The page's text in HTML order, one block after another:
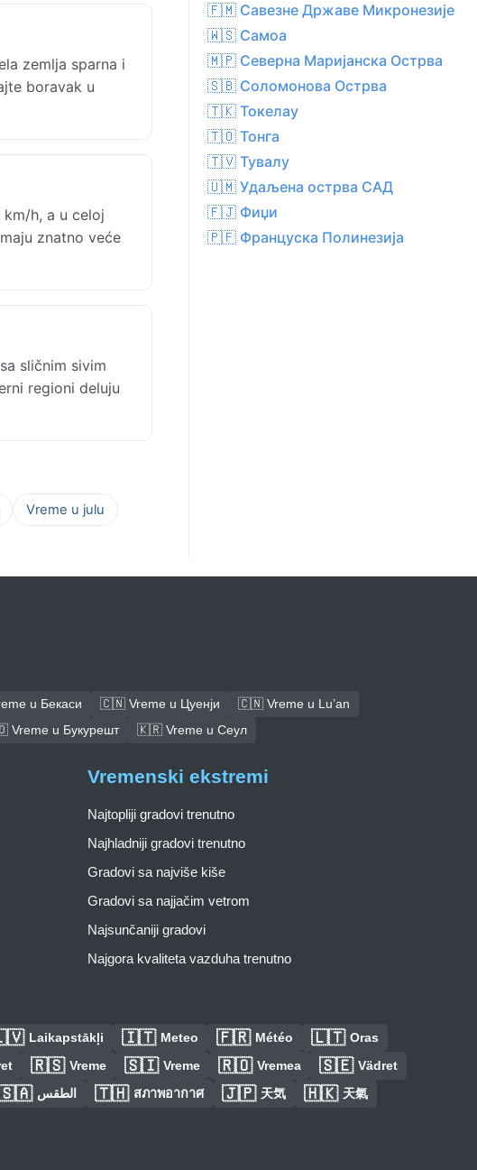
zemlja sparna i
boravak u
h, a u celoj
znatno veće
sličnim sivim
regioni deluju
Vreme u julu
🇫🇲 Савезне Државе Микронезије
🇼🇸 Самоа
🇲🇵 Северна Маријанска Острва
🇸🇧 Соломонова Острва
🇹🇰 Токелау
🇹🇴 Тонга
🇹🇻 Тувалу
🇺🇲 Удаљена острва САД
🇫🇯 Фиџи
🇵🇫 Француска Полинезија
u Бекаси 🇨🇳 Vreme u Цуенји
🇨🇳 Vreme u Lu’an
u Букурешт 🇰🇷 Vreme u Сеул
Vremenski ekstremi
Najtopliji gradovi trenutno
Najhladniji gradovi trenutno
Gradovi sa najviše kiše
Gradovi sa najjačim vetrom
Najsunčaniji gradovi
Najgora kvaliteta vazduha trenutno
Laikapstākļi 🇮🇹 Meteo 🇫🇷 Météo 🇱🇹 Oras
🇷🇸 Vreme 🇸🇮 Vreme 🇷🇴 Vremea 🇸🇪 Vädret
الطقس 🇹🇭 สภาพอากาศ 🇯🇵 天気 🇭🇰 天氣